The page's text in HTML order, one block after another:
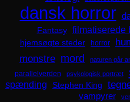
dansk horror
Fantasy filmatiserede
hjemsøgte steder
horror
monstre mord naturen går
parallelverden psykologisk portræt
spænding Stephen King
vampyrer